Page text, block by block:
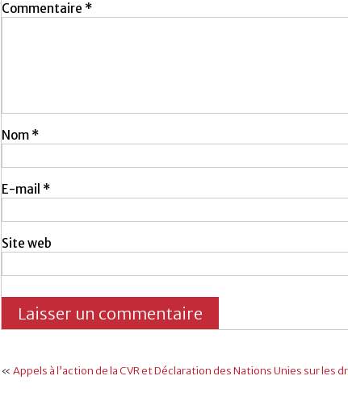
Commentaire *
Nom *
E-mail *
Site web
« Appels à l’action de la CVR et Déclaration des Nations Unies sur